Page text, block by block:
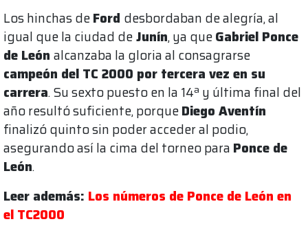
Los hinchas deFord desbordaban de alegría, al
igual que la ciudad deJunín, ya queGabriel Ponce
de León alcanzaba la gloria al consagrarse
campeón del TC 2000 por tercera vez en su
carrera. Su sexto puesto en la 14ª y última final del
año resultó suficiente, porqueDiego Aventín
finalizó quinto sin poder acceder al podio,
asegurando así la cima del torneo para Ponce de
León.
Leer además: Los números de Ponce de León en
el TC2000